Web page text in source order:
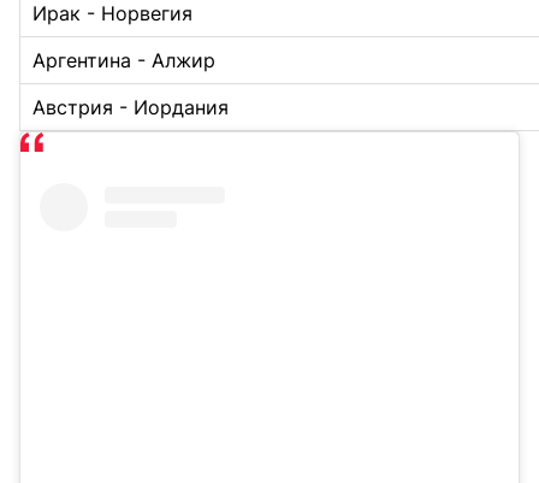
Ирак - Норвегия
Аргентина - Алжир
Австрия - Иордания